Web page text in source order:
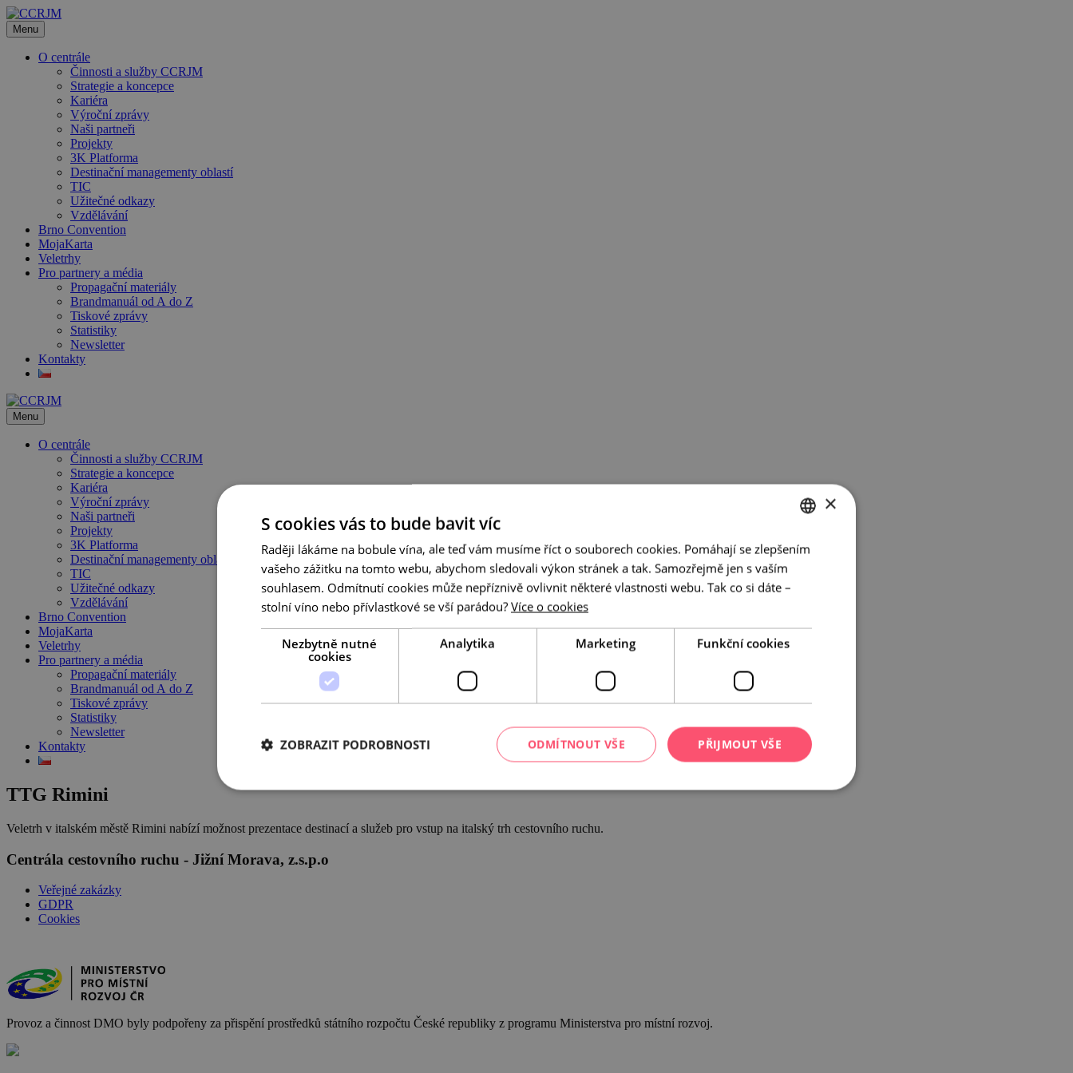
Přeskočit
na
obsah
Menu
O centrále
Činnosti a služby CCRJM
Strategie a koncepce
Kariéra
Výroční zprávy
Naši partneři
Projekty
3K Platforma
Destinační managementy oblastí
TIC
Užitečné odkazy
Vzdělávání
Brno Convention
MojaKarta
Veletrhy
Pro partnery a média
Propagační materiály
Brandmanuál od A do Z
Tiskové zprávy
Statistiky
Newsletter
Kontakty
Menu
O centrále
Činnosti a služby CCRJM
Strategie a koncepce
Kariéra
Výroční zprávy
Naši partneři
Projekty
3K Platforma
Destinační managementy oblastí
TIC
Užitečné odkazy
Vzdělávání
Brno Convention
MojaKarta
Veletrhy
Pro partnery a média
Propagační materiály
Brandmanuál od A do Z
Tiskové zprávy
Statistiky
Newsletter
Kontakty
TTG Rimini
Veletrh v italském městě Rimini nabízí možnost prezentace destinací a služeb pro vstup na italský trh cestovního ruchu.
Centrála cestovního ruchu - Jižní Morava, z.s.p.o
Veřejné zakázky
GDPR
Cookies
Provoz a činnost DMO byly podpořeny za přispění prostředků státního rozpočtu České republiky z programu Ministerstva pro místní rozvoj.
CZECH
×
S cookies vás to bude bavit víc
Raději lákáme na bobule vína, ale teď vám musíme říct o souborech cookies. Pomáhají se zlepšením
vašeho zážitku na tomto webu, abychom sledovali výkon stránek a tak. Samozřejmě jen s vaším
souhlasem. Odmítnutí cookies může nepříznivě ovlivnit některé vlastnosti webu. Tak co si dáte –
stolní víno nebo přívlastkové se vší parádou? Více o cookies
Nezbytně nutné
cookies
Analytika Marketing Funkční cookies
PŘIJMOUT VŠE
ODMÍTNOUT VŠE
ZOBRAZIT PODROBNOSTI